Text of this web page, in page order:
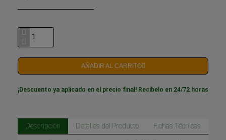
AÑADIR AL CARRITO
¡Descuento ya aplicado en el precio final! Recíbelo en 24/72 horas
Descripción Detalles del Producto Fichas Técnicas